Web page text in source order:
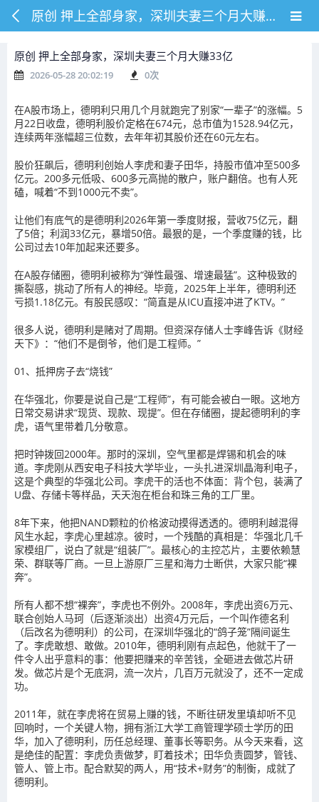
原创 押上全部身家，深圳夫妻三个月大赚33亿
原创 押上全部身家，深圳夫妻三个月大赚33亿
2026-05-28 20:02:19 0次
在A股市场上，德明利只用几个月就跑完了别家“一辈子”的涨幅。5
月22日收盘，德明利股价定格在674元，总市值为1528.94亿元，
连续两年涨幅超三位数，去年年初其股价还在60元左右。
股价狂飙后，德明利创始人李虎和妻子田华，持股市值冲至500多
亿元。200多元低吸、600多元高抛的散户，账户翻倍。也有人死
磕，喊着“不到1000元不卖”。
让他们有底气的是德明利2026年第一季度财报，营收75亿元，翻
了5倍；利润33亿元，暴增50倍。最狠的是，一个季度赚的钱，比
公司过去10年加起来还要多。
在A股存储圈，德明利被称为“弹性最强、增速最猛”。这种极致的
撕裂感，挑动了所有人的神经。毕竟，2025年上半年，德明利还
亏损1.18亿元。有股民感叹：“简直是从ICU直接冲进了KTV。”
很多人说，德明利是赌对了周期。但资深存储人士李峰告诉《财经
天下》：“他们不是倒爷，他们是工程师。”
01、抵押房子去“烧钱”
在华强北，你要是说自己是“工程师”，有可能会被白一眼。这地方
日常交易讲求“现货、现款、现提”。但在存储圈，提起德明利的李
虎，语气里带着几分敬意。
把时钟拨回2000年。那时的深圳，空气里都是焊锡和机会的味
道。李虎刚从西安电子科技大学毕业，一头扎进深圳晶海利电子，
这是个典型的华强北公司。李虎干的活也不体面：背个包，装满了
U盘、存储卡等样品，天天泡在柜台和珠三角的工厂里。
8年下来，他把NAND颗粒的价格波动摸得透透的。德明利越混得
风生水起，李虎心里越凉。彼时，一个残酷的真相是：华强北几千
家模组厂，说白了就是“组装厂”。最核心的主控芯片，主要依赖慧
荣、群联等厂商。一旦上游原厂三星和海力士断供，大家只能“裸
奔”。
所有人都不想“裸奔”，李虎也不例外。2008年，李虎出资6万元、
联合创始人马珂（后逐渐淡出）出资4万元后，一个叫作德名利
（后改名为德明利）的公司，在深圳华强北的“鸽子笼”隔间诞生
了。李虎敢想、敢做。2010年，德明利刚有点起色，他就干了一
件令人出乎意料的事：他要把赚来的辛苦钱，全砸进去做芯片研
发。做芯片是个无底洞，流一次片，几百万元就没了，还不一定成
功。
2011年，就在李虎将在贸易上赚的钱，不断往研发里填却听不见
回响时，一个关键人物，拥有浙江大学工商管理学硕士学历的田
华，加入了德明利，历任总经理、董事长等职务。从今天来看，这
是绝佳的配置：李虎负责做梦，盯着技术；田华负责圆梦，管钱、
管人、管上市。配合默契的两人，用“技术+财务”的制衡，成就了
德明利。